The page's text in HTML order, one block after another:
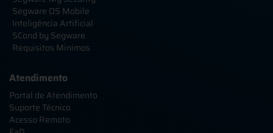
Segware OS Mobile
Inteligência Artificial
SCond by Segware
Requisitos Minímos
Atendimento
Portal de Atendimento
Suporte Técnico
Acesso Remoto